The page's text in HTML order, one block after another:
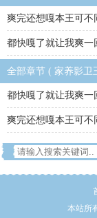
爽完还想嘎本王可不
都快嘎了就让我爽一
全部章节 ( 家养影卫
都快嘎了就让我爽一
爽完还想嘎本王可不
本站所